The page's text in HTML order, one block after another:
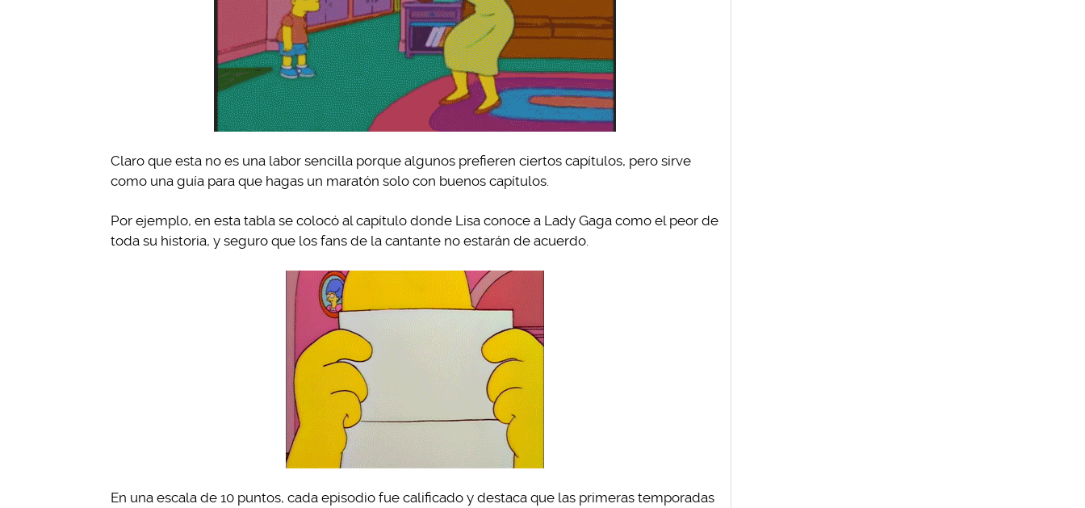
Claro que esta no es una labor sencilla porque algunos prefieren ciertos capítulos, pero sirve
como una guía para que hagas un maratón solo con buenos capítulos.
Por ejemplo, en esta tabla se colocó al capítulo donde Lisa conoce a Lady Gaga como el peor de
toda su historia, y seguro que los fans de la cantante no estarán de acuerdo.
En una escala de 10 puntos, cada episodio fue calificado y destaca que las primeras temporadas